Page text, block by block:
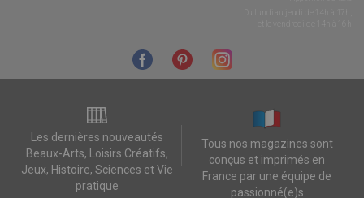
Les dernières nouveautés
Beaux-Arts, Loisirs Créatifs,
Jeux, Histoire, Sciences et Vie
pratique
Tous nos magazines sont
conçus et imprimés en
France par une équipe de
passionné(e)s